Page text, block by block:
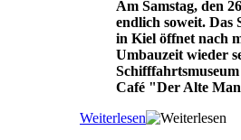
Am Samstag, den
endlich soweit. Das
in Kiel öffnet nach
Umbauzeit wieder
Schifffahrtsmuseum
Café "Der Alte
Weiterlesen